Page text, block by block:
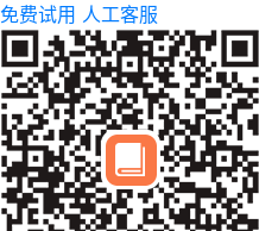
免费试用 人工客服